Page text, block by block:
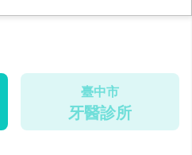
臺中市
牙醫診所